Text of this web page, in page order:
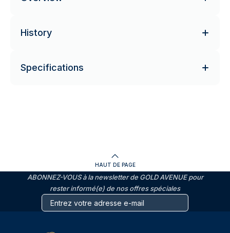
History
Specifications
HAUT DE PAGE
ABONNEZ-VOUS à la newsletter de GOLD AVENUE pour
rester informé(e) de nos offres spéciales